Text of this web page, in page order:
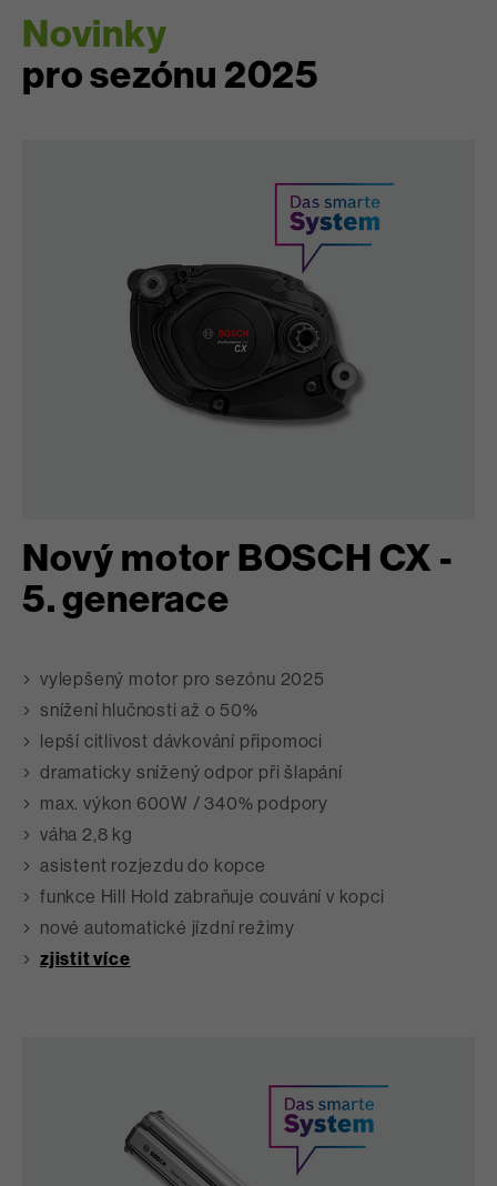
Novinky
pro sezónu 2025
Nový motor BOSCH CX -
5. generace
vylepšený motor pro sezónu 2025
snížení hlučnosti až o 50%
lepší citlivost dávkování připomoci
dramaticky snížený odpor při šlapání
max. výkon 600W / 340% podpory
váha 2,8 kg
asistent rozjezdu do kopce
funkce Hill Hold zabraňuje couvání v kopci
nové automatické jízdní režimy
zjistit více